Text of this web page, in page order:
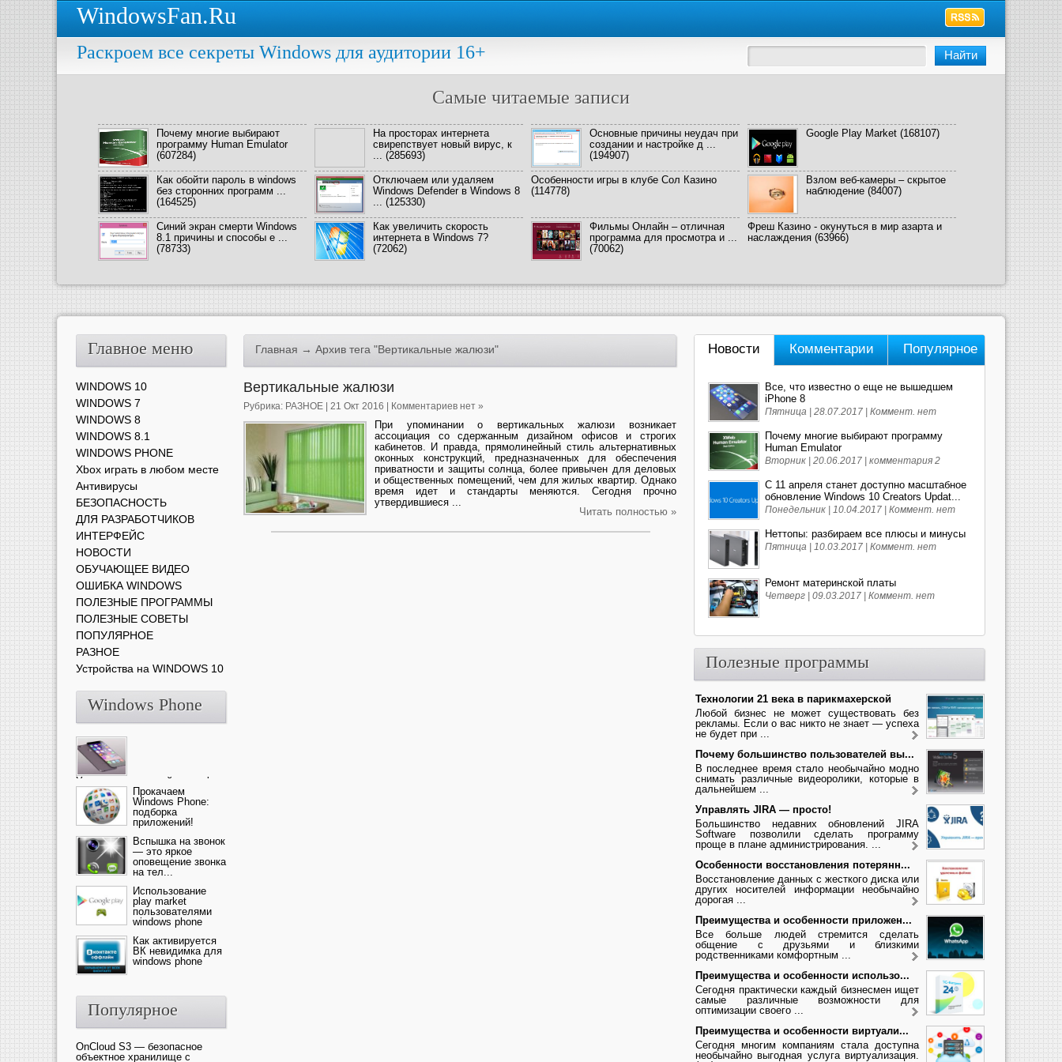
WindowsFan.Ru
Раскроем все секреты Windows для аудитории 16+
Самые читаемые записи
Почему многие выбирают
программу Human Emulator
(607284)
На просторах интернета
свирепствует новый вирус, к
... (285693)
Основные причины неудач при
создании и настройке д ...
(194907)
Google Play Market (168107)
Как обойти пароль в windows
без сторонних программ ...
(164525)
Отключаем или удаляем
Windows Defender в Windows 8
... (125330)
Особенности игры в клубе Сол Казино
(114778)
Взлом веб-камеры – скрытое
наблюдение (84007)
Синий экран смерти Windows
8.1 причины и способы е ...
(78733)
Как увеличить скорость
интернета в Windows 7?
(72062)
Фильмы Онлайн – отличная
программа для просмотра и ...
(70062)
Фреш Казино - окунуться в мир азарта и
наслаждения (63966)
Главная → Архив тега "Вертикальные жалюзи"
Вертикальные жалюзи
Рубрика: РАЗНОЕ | 21 Окт 2016 | Комментариев нет »
При упоминании о вертикальных жалюзи возникает
ассоциация со сдержанным дизайном офисов и строгих
кабинетов. И правда, прямолинейный стиль альтернативных
оконных конструкций, предназначенных для обеспечения
приватности и защиты солнца, более привычен для деловых
и общественных помещений, чем для жилых квартир. Однако
время идет и стандарты меняются. Сегодня прочно
утвердившиеся ...
Читать полностью »
Главное меню
WINDOWS 10
WINDOWS 7
WINDOWS 8
WINDOWS 8.1
WINDOWS PHONE
Xbox играть в любом месте
Антивирусы
БЕЗОПАСНОСТЬ
ДЛЯ РАЗРАБОТЧИКОВ
ИНТЕРФЕЙС
НОВОСТИ
ОБУЧАЮЩЕЕ ВИДЕО
ОШИБКА WINDOWS
ПОЛЕЗНЫЕ ПРОГРАММЫ
ПОЛЕЗНЫЕ СОВЕТЫ
ПОПУЛЯРНОЕ
РАЗНОЕ
Устройства на WINDOWS 10
Windows Phone
Ультрасовременный смартфон
— это новика от компании Ap...
Прокачаем
Windows Phone:
подборка
приложений!
Вспышка на звонок
— это яркое
оповещение звонка
на тел...
Использование
play market
пользователями
windows phone
Как активируется
ВК невидимка для
windows phone
Популярное
OnCloud S3 — безопасное
объектное хранилище с
Новости Комментарии Популярное
Все, что известно о еще не вышедшем
iPhone 8
Пятница | 28.07.2017 | Коммент. нет
Почему многие выбирают программу
Human Emulator
Вторник | 20.06.2017 | комментария 2
С 11 апреля станет доступно масштабное
обновление Windows 10 Creators Updat...
Понедельник | 10.04.2017 | Коммент. нет
Неттопы: разбираем все плюсы и минусы
Пятница | 10.03.2017 | Коммент. нет
Ремонт материнской платы
Четверг | 09.03.2017 | Коммент. нет
Полезные программы
Технологии 21 века в парикмахерской
Любой бизнес не может существовать без
рекламы. Если о вас никто не знает — успеха
не будет при ...
Почему большинство пользователей вы...
В последнее время стало необычайно модно
снимать различные видеоролики, которые в
дальнейшем ...
Управлять JIRA — просто!
Большинство недавних обновлений JIRA
Software позволили сделать программу
проще в плане администрирования. ...
Особенности восстановления потерянн...
Восстановление данных с жесткого диска или
других носителей информации необычайно
дорогая ...
Преимущества и особенности приложен...
Все больше людей стремится сделать
общение с друзьями и близкими
родственниками комфортным ...
Преимущества и особенности использо...
Сегодня практически каждый бизнесмен ищет
самые различные возможности для
оптимизации своего ...
Преимущества и особенности виртуали...
Сегодня многим компаниям стала доступна
необычайно выгодная услуга виртуализация.